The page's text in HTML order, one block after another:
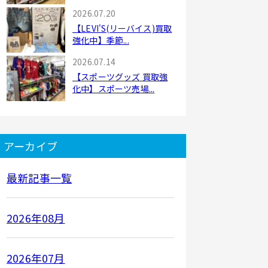
2026.07.20
【LEVI'S(リーバイス)買取
強化中】季節...
2026.07.14
【スポーツグッズ 買取強
化中】スポーツ売場...
アーカイブ
最新記事一覧
2026年08月
2026年07月